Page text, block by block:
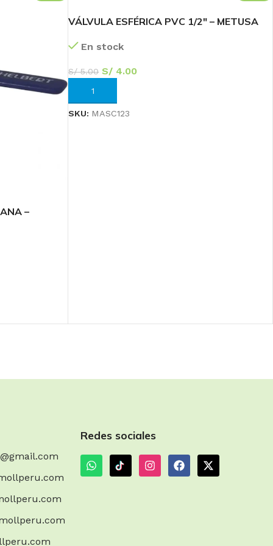
Sc–
VÁLVULA ESFÉRICA PVC 1/2″ – METUSA
En stock
S/5.00 S/ 4.00
AÑADIR AL CARRITO
SKU: MASC123
Redes sociales